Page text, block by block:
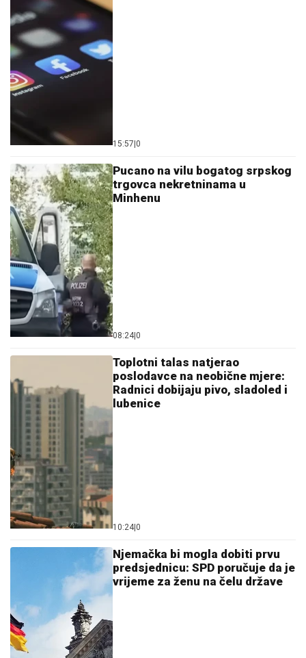
15:57 0
Pucano na vilu bogatog srpskog
trgovca nekretninama u
Minhenu
08:24 0
Toplotni talas natjerao
poslodavce na neobične mjere:
Radnici dobijaju pivo, sladoled i
lubenice
10:24 0
Njemačka bi mogla dobiti prvu
predsjednicu: SPD poručuje da je
vrijeme za ženu na čelu države